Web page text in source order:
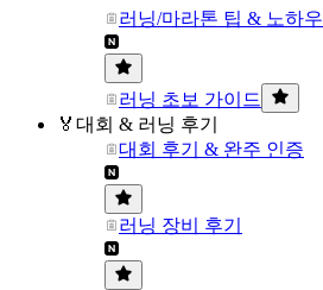
러닝/마라톤 팁 & 노하우
러닝 초보 가이드
🏅대회 & 러닝 후기
대회 후기 & 완주 인증
러닝 장비 후기